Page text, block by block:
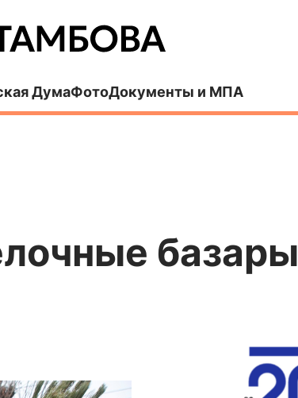
ДумаФотоДокументы и МПА
базары